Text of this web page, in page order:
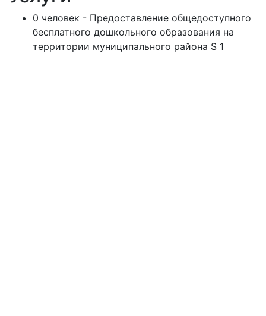
0 человек - Предоставление общедоступного
бесплатного дошкольного образования на
территории муниципального района S 1